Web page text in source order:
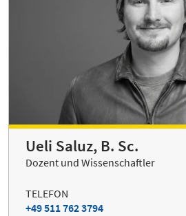
Ueli Saluz, B. Sc.
Dozent und Wissenschaftler
TELEFON
+49 511 762 3794